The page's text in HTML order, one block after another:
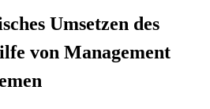
Umsetzen des
von Management